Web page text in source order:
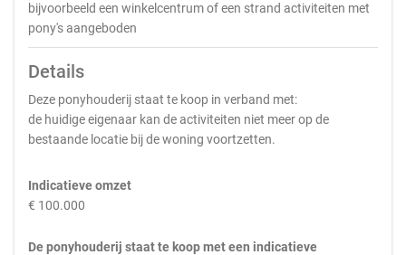
bijvoorbeeld een winkelcentrum of een strand activiteiten met
pony's aangeboden
Details
Deze ponyhouderij staat te koop in verband met:
de huidige eigenaar kan de activiteiten niet meer op de
bestaande locatie bij de woning voortzetten.
Indicatieve omzet
€ 100.000
De ponyhouderij staat te koop met een indicatieve